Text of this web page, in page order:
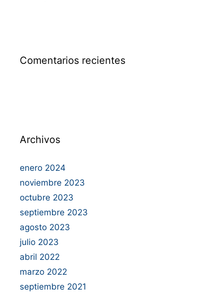
Comentarios recientes
Archivos
enero 2024
noviembre 2023
octubre 2023
septiembre 2023
agosto 2023
julio 2023
abril 2022
marzo 2022
septiembre 2021